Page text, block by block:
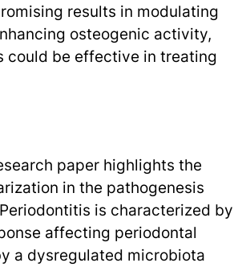
results in modulating
osteogenic activity,
could be effective in treating
paper highlights the
in the pathogenesis
is characterized by
affecting periodontal
a dysregulated microbiota